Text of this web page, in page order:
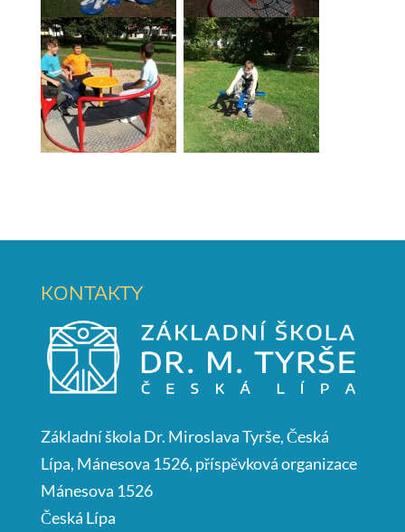
KONTAKTY
Základní škola Dr. Miroslava Tyrše, Česká
Lípa, Mánesova 1526, příspěvková organizace
Mánesova 1526
Česká Lípa